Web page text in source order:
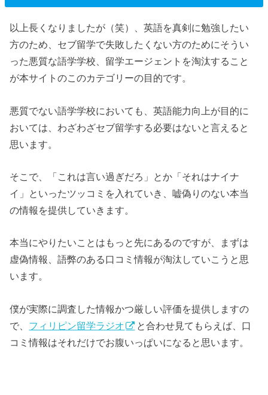
以上長くなりましたが（笑）、英語を真剣に勉強したい
方のため、セブ留学で失敗したくない方のためにそうい
った悪質な語学学校、留学エージェントを淘汰すること
が本サイトのこのカテゴリーの目的です。
悪質でない語学学校においても、英語能力向上が目的に
おいては、わざわざセブ留学する必要はないと言えると
思います。
そこで、「これは言い過ぎだろ」とか「それはナイナ
イ」といったツッコミを入れていき、嘘偽りのない本当
の情報を提供していきます。
本当にやりたいことはもっと先にあるのですが、まずは
虚偽情報、語弊のある口コミ情報が淘汰していこうと思
います。
僕が実際に調査した情報かつ厳しい評価を提供しますの
で、 フィリピン留学ラジオ
と合わせ見てもらえば、口
コミ情報はそれだけでお腹いっぱいになると思います。